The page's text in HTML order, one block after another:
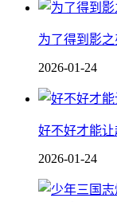
为了得到影
2026-01-24
好不好才能
2026-01-24